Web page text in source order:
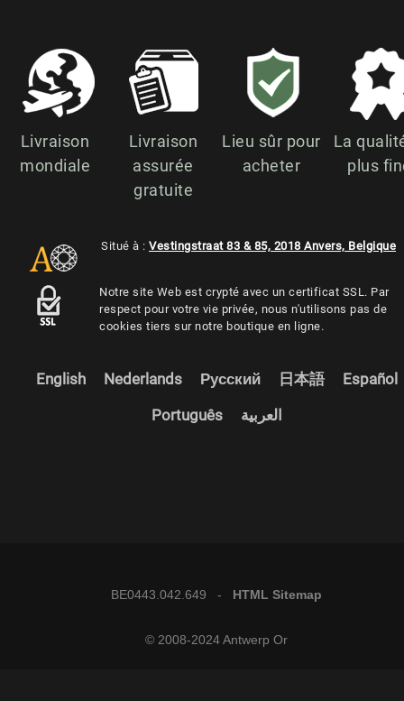
Livraison
mondiale
Livraison
assurée
gratuite
Lieu sûr pour
acheter
La
plus
Situé à : Vestingstraat 83 & 85, 2018 Anvers, Belgique
Notre site Web est crypté avec un certificat SSL. Par
respect pour votre vie privée, nous n'utilisons pas de
cookies tiers sur notre boutique en ligne.
English Nederlands Русский 日本語 Español
Português العربية
BE0443.042.649 - HTML Sitemap
© 2008-2024 Antwerp Or